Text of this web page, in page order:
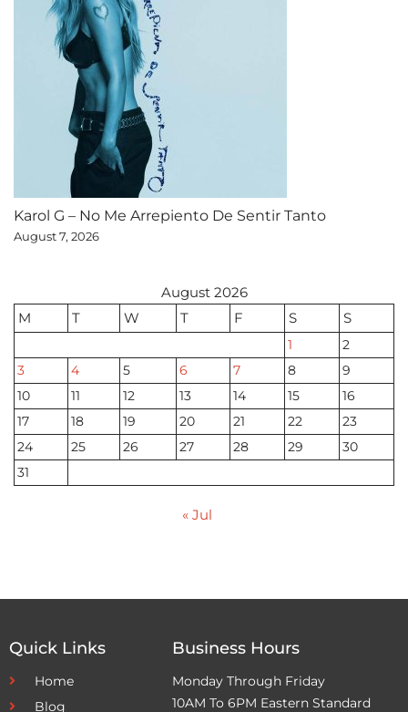
Karol G – No Me Arrepiento De Sentir Tanto
August 7, 2026
August 2026
M
T W T F S S
1
2
3
4 5 6 7 8
9
10
11 12 13 14 15
16
17
18 19 20 21 22
23
24
25 26 27 28 29
30
31
« Jul
Quick Links
Home
Blog
Business Hours
Monday Through Friday
10AM To 6PM Eastern Standard